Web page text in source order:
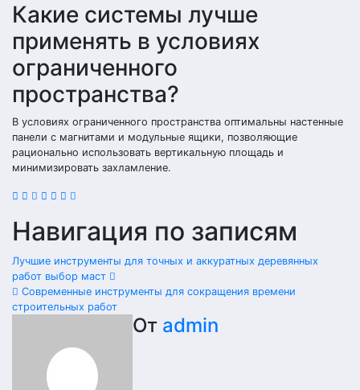
Какие системы лучше
применять в условиях
ограниченного
пространства?
В условиях ограниченного пространства оптимальны настенные
панели с магнитами и модульные ящики, позволяющие
рационально использовать вертикальную площадь и
минимизировать захламление.
Навигация по записям
Лучшие инструменты для точных и аккуратных деревянных
работ выбор маст
Современные инструменты для сокращения времени
строительных работ
От admin